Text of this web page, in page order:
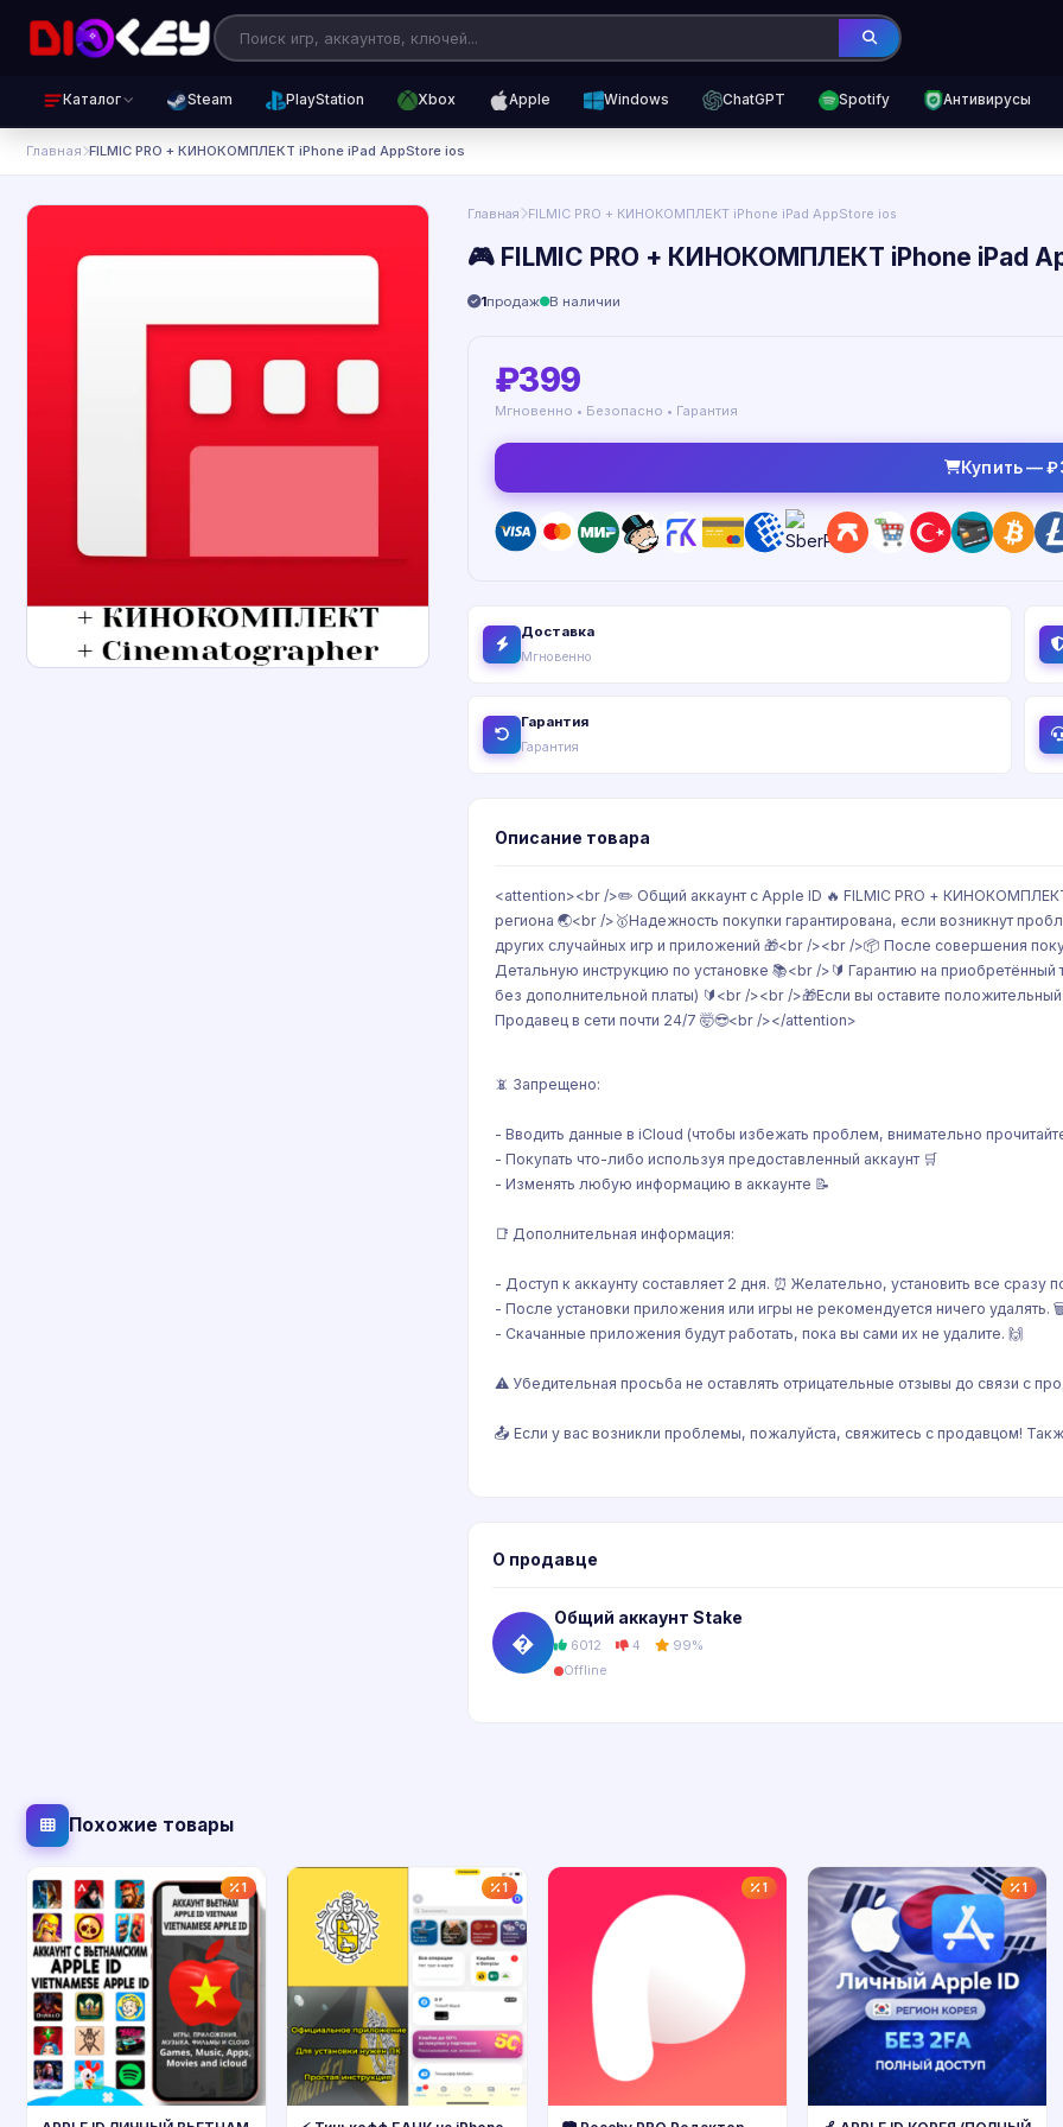
Каталог Steam PlayStation Xbox Apple Windows ChatGPT Spotify Антивирусы
Главная FILMIC PRO + КИНОКОМПЛЕКТ iPhone iPad AppStore ios
Главная FILMIC PRO + КИНОКОМПЛЕКТ iPhone iPad AppStore ios
🎮 FILMIC PRO + КИНОКОМПЛЕКТ iPhone iPad
1продаж В наличии
₽399
Мгновенно • Безопасно • Гарантия
Купить —
Доставка
Мгновенно
Гарантия
Гарантия
Описание товара
<attention><br />✏️ Общий аккаунт с Apple ID 🔥 FILMIC PRO +
региона 🌏<br />🥇Надежность покупки гарантирована, если возникнут
других случайных игр и приложений 🎁<br /><br />📦 После совершения
Детальную инструкцию по установке 📚<br />🔰 Гарантию на
без дополнительной платы) 🔰<br /><br />🎁Если вы оставите
Продавец в сети почти 24/7 🤯😎<br /></attention>
📵 Запрещено:
- Вводить данные в iCloud (чтобы избежать проблем, внимательно
- Покупать что-либо используя предоставленный аккаунт 🛒
- Изменять любую информацию в аккаунте 📝
📑 Дополнительная информация:
- Доступ к аккаунту составляет 2 дня. ⏰ Желательно, установить все сразу
- После установки приложения или игры не рекомендуется ничего удалять.
- Скачанные приложения будут работать, пока вы сами их не удалите. 🙌
⚠️ Убедительная просьба не оставлять отрицательные отзывы до связи с
📤 Если у вас возникли проблемы, пожалуйста, свяжитесь с продавцом!
О продавце
�
Общий аккаунт Stake
6012 4 99%
Offline
Похожие товары
1 1 1 1